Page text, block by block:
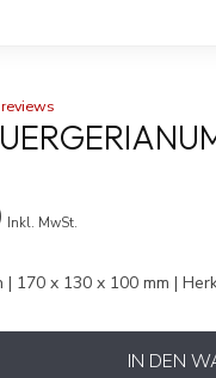
Inkl. MwSt.
| 170 x 130 x 100 mm |
IN DEN